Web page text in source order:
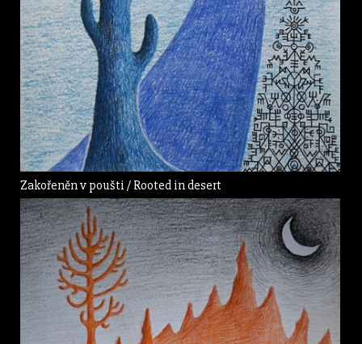
Zakořeněn v poušti / Rooted in desert